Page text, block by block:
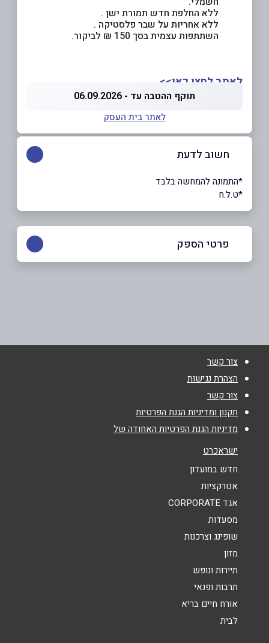
ללא החלפת חדש תמורת ישן .
ללא אחריות על שבר פלסטיקה .
השתתפות עצמית בסך 150 ₪ לביקור.
לאתר לחצו כאן>>
תוקף ההטבה עד - 06.09.2026
לאתר בית העסק
חשוב לדעת
*התמונה להמחשה בלבד
*ט.ל.ח
פרטי הספק
שם מלא
טלפון
נושא*
אנא חזרו אלי בקשר ל...
הודעה*
צור קשר
הצהרת נגישות
צור קשר
תקנון ומדיניות הגנת הפרטיות
מדיניות הגנת הפרטיות האחודה של
ישראכרט
חדש במועדון
אטרקציות
אגד CORPORATE
מסעדות
שופינג וצרכנות
מזון
תיירות ונופש
תרבות ופנאי
אורח חיים בריא
לבית